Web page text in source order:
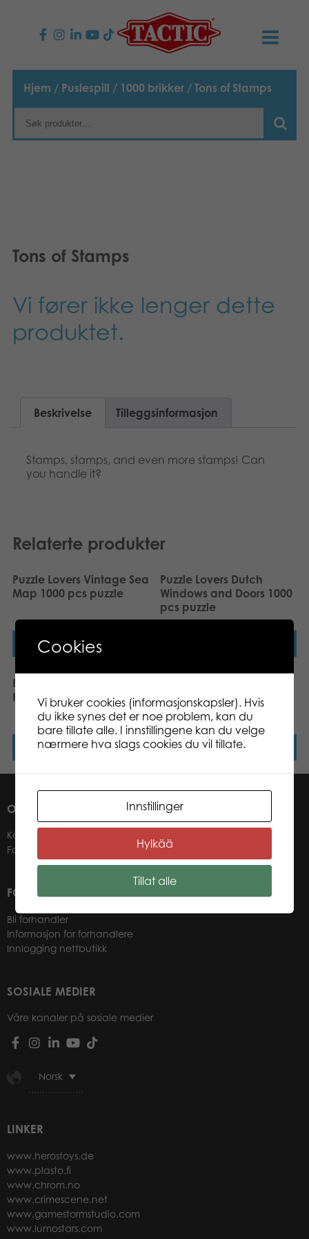
PRODUKTER
Barnespill
Puslespill
Bøker
NYHETER
Vår historie
Produktsider
Suomi
Français
Svenska
Hjem / Puslespill / 1000 brikker / Tons of Stamps
Tons of Stamps
Vi fører ikke lenger dette
produktet.
Beskrivelse Tilleggsinformasjon
Stamps, stamps, and even more stamps! Can
you handle it?
Relaterte produkter
Puzzle Lovers Vintage Sea
Map 1000 pcs puzzle
Les mer
Puzzle Lovers Dutch
Windows and Doors 1000
pcs puzzle
Puzzle Lovers View of
Helsinki 1000 pcs puzzle
Les mer
Dachshunds 1000 pcs
puzzle
Les mer
OM OSS
Kontakter
Forhandlere
FOR VÅRE KUNDER
Bli forhandler
Informasjon for forhandlere
Innlogging nettbutikk
SOSIALE MEDIER
Våre kanaler på sosiale medier
Norsk
LINKER
www.herostoys.de
www.plasto.fi
www.chrom.no
www.crimescene.net
www.gamestormstudio.com
www.lumostars.com
Cookies
Vi bruker cookies (informasjonskapsler). Hvis
du ikke synes det er noe problem, kan du
bare tillate alle. I innstillingene kan du velge
nærmere hva slags cookies du vil tillate.
Innstillinger
Hylkää
Tillat alle